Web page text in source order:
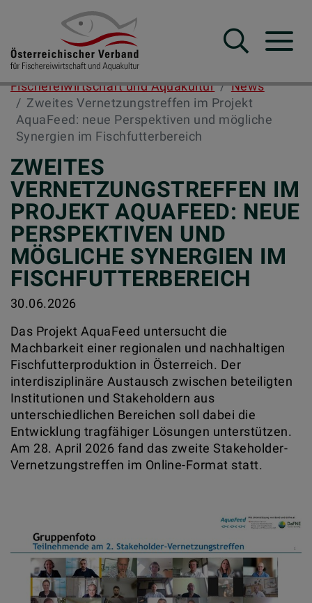
Suche
Fischereiwirtschaft und Aquakultur
News
Zweites Vernetzungstreffen im Projekt
AquaFeed: neue Perspektiven und mögliche
Synergien im Fischfutterbereich
ZWEITES
VERNETZUNGSTREFFEN IM
PROJEKT AQUAFEED: NEUE
PERSPEKTIVEN UND
MÖGLICHE SYNERGIEN IM
FISCHFUTTERBEREICH
30.06.2026
Das Projekt AquaFeed untersucht die
Machbarkeit einer regionalen und nachhaltigen
Fischfutterproduktion in Österreich. Der
interdisziplinäre Austausch zwischen beteiligten
Institutionen und Stakeholdern aus
unterschiedlichen Bereichen soll dabei die
Entwicklung tragfähiger Lösungen unterstützen.
Am 28. April 2026 fand das zweite Stakeholder-
Vernetzungstreffen im Online-Format statt.